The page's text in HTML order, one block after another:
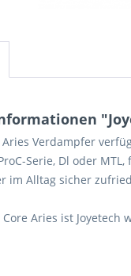
Aries Verdampfer
Serie, Dl oder
im Alltag sicher
Aries ist